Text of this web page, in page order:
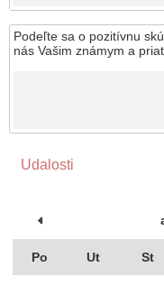
Podeľte sa o pozitívnu
nás Vašim známym a
Udalosti
Po Ut St